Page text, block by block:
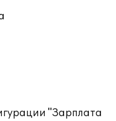
"Зарплата